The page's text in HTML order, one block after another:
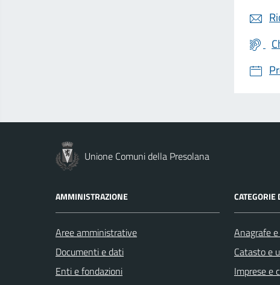
Unione Comuni della Presolana
AMMINISTRAZIONE
Aree amministrative
Documenti e dati
Enti e fondazioni
CATEGORIE
Anagrafe
Catasto e
Imprese e